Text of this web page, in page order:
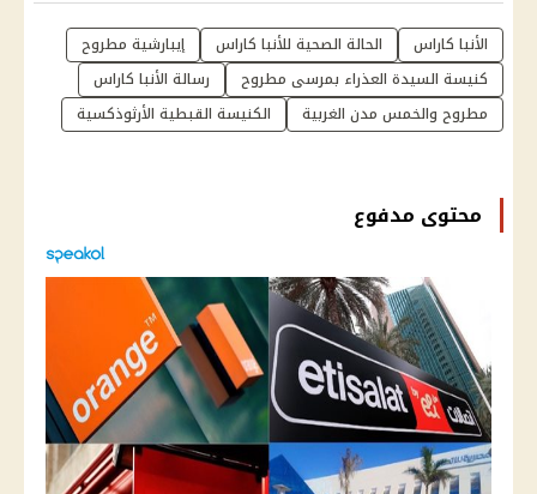
الأنبا كاراس الحالة الصحية للأنبا كاراس
إيبارشية مطروح
كنيسة السيدة العذراء بمرسى مطروح
رسالة الأنبا كاراس
مطروح والخمس مدن الغربية
الكنيسة القبطية الأرثوذكسية
محتوى مدفوع